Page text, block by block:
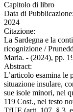
Capitolo di libro
Data di Pubblicazione:
2024
Citazione:
La Sardegna e la
ricognizione /
Maria. - (2024), pp.
Abstract:
L’articolo esamina le
situazione insulare,
sue isole minori, nel
119 Cost., nel testo